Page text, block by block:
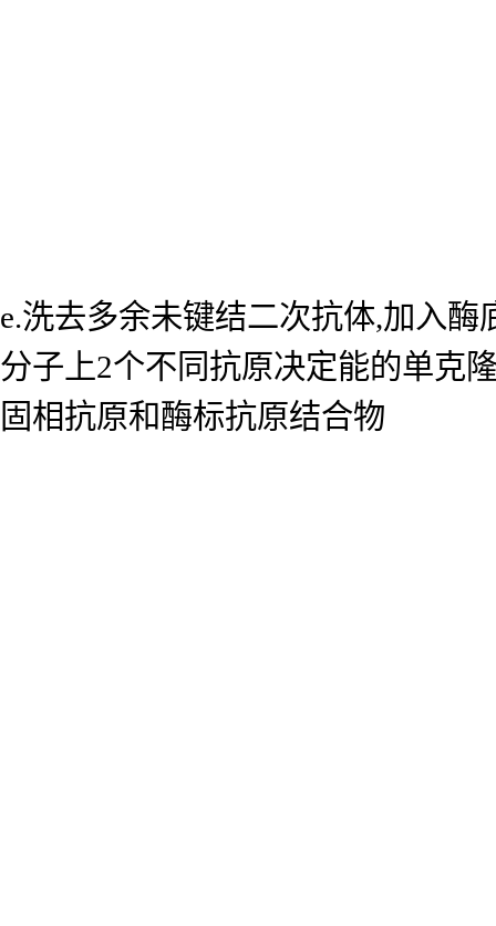
e.洗去多余未键结二次抗体,加入
分子上2个不同抗原决定能的单克
固相抗原和酶标抗原结合物